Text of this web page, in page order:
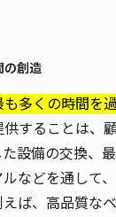
の創造
多くの時間を過
することは、
設備の交換、
などを通して
ば、高品質な